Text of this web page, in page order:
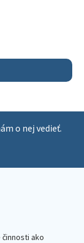
o nej vedieť.
ako